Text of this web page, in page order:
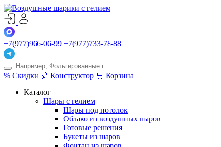
+7(977)966-06-99 +7(977)733-78-88
% Скидки 🎈 Конструктор 🛒 Корзина
Каталог
Шары с гелием
Шары под потолок
Облако из воздушных шаров
Готовые решения
Букеты из шаров
Фонтан из шаров